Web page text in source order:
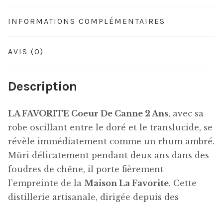
INFORMATIONS COMPLÉMENTAIRES
AVIS (0)
Description
LA FAVORITE Coeur De Canne 2 Ans, avec sa
robe oscillant entre le doré et le translucide, se
révèle immédiatement comme un rhum ambré.
Mûri délicatement pendant deux ans dans des
foudres de chêne, il porte fièrement
l’empreinte de la Maison La Favorite. Cette
distillerie artisanale, dirigée depuis des